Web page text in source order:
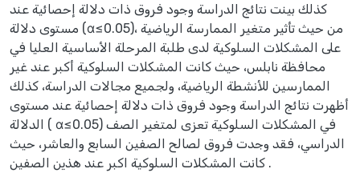
كذلك بينت نتائج الدراسة وجود فروق ذات دلالة إحصائية عند
مستوى دلالة (α≤0.05)، من حيث تأثير متغير الممارسة الرياضية
على المشكلات السلوكية لدى طلبة المرحلة الأساسية العليا في
محافظة نابلس، حيث كانت المشكلات السلوكية أكبر عند غير
الممارسين للأنشطة الرياضية، ولجميع مجالات الدراسة، كذلك
أظهرت نتائج الدراسة وجود فروق ذات دلالة إحصائية عند مستوى
الدلالة ( α≤0.05) في المشكلات السلوكية تعزى لمتغير الصف
الدراسي، فقد وجدت فروق لصالح الصفين السابع والعاشر، حيث
كانت المشكلات السلوكية اكبر عند هذين الصفين .